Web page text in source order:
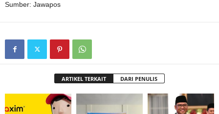
Sumber: Jawapos
ARTIKEL TERKAIT DARI PENULIS